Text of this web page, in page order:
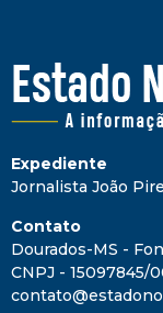
Expediente
Jornalista João
Contato
Dourados-MS -
CNPJ - 15097845/